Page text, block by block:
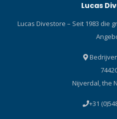
Lucas
Lucas Divestore – Seit 1983 die
Nijverdal, the
+31